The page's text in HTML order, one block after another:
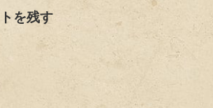
を残す